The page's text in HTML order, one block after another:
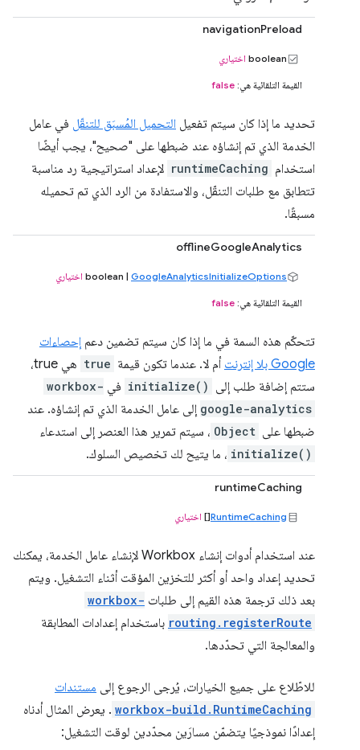
navigationPreload
boolean اختياري
القيمة التلقائية هي: false
تحديد ما إذا كان سيتم تفعيل التحميل المُسبَق للتنقّل في عامل
الخدمة الذي تم إنشاؤه عند ضبطها على "صحيح"، يجب أيضًا
استخدام runtimeCaching لإعداد استراتيجية رد مناسبة
تتطابق مع طلبات التنقّل، والاستفادة من الرد الذي تم تحميله
مسبقًا.
offlineGoogleAnalytics
boolean | GoogleAnalyticsInitializeOptions اختياري
القيمة التلقائية هي: false
تتحكّم هذه السمة في ما إذا كان سيتم تضمين دعم إحصاءات
Google بلا إنترنت
أم لا. عندما تكون قيمة true
هي true،
ستتم إضافة طلب إلى initialize() في workbox-
google-analytics إلى عامل الخدمة الذي تم إنشاؤه. عند
ضبطها على Object ، سيتم تمرير هذا العنصر إلى استدعاء
initialize() ، ما يتيح لك تخصيص السلوك.
runtimeCaching
RuntimeCaching
[] اختياري
عند استخدام أدوات إنشاء Workbox لإنشاء عامل الخدمة، يمكنك
تحديد إعداد واحد أو أكثر للتخزين المؤقت أثناء التشغيل. ويتم
بعد ذلك ترجمة هذه القيم إلى طلبات workbox-
routing.registerRoute باستخدام إعدادات المطابقة
والمعالجة التي تحدّدها.
للاطّلاع على جميع الخيارات، يُرجى الرجوع إلى مستندات
workbox-build.RuntimeCaching . يعرض المثال أدناه
إعدادًا نموذجيًا يتضمّن مسارَين محدّدين لوقت التشغيل: